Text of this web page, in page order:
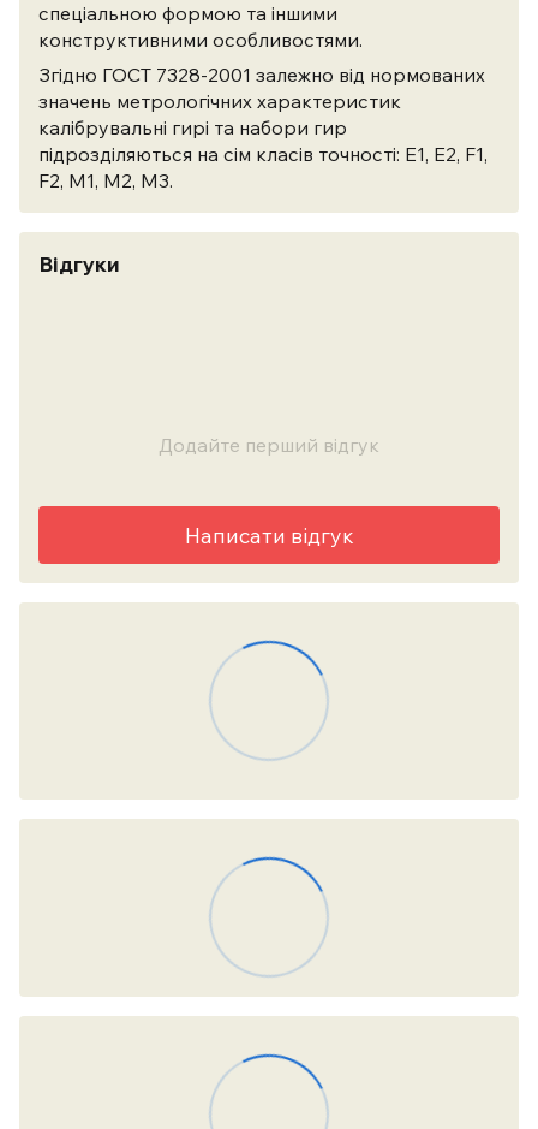
спеціальною формою та іншими
конструктивними особливостями.
Згідно ГОСТ 7328-2001 залежно від нормованих
значень метрологічних характеристик
калібрувальні гирі та набори гир
підрозділяються на сім класів точності: Е1, Е2, F1,
F2, M1, M2, M3.
Відгуки
Додайте перший відгук
Написати відгук